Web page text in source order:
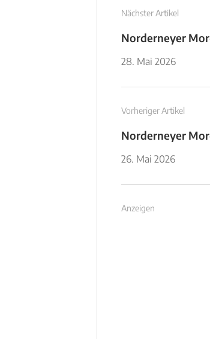
Nächster Artikel
Norderneyer
28. Mai 2026
Vorheriger Artikel
Norderneyer
26. Mai 2026
Anzeigen